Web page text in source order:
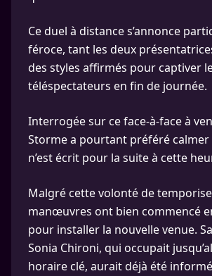
Ce duel à distance s’annonce
féroce, tant les deux
des styles affirmés pour captiver
téléspectateurs en fin de journée.
Interrogée sur ce face-à-face à
Storme a pourtant préféré calmer
n’est écrit pour la suite à cette
Malgré cette volonté de
manœuvres ont bien commencé
pour installer la nouvelle venue.
Sonia Chironi, qui occupait
horaire clé, aurait déjà été